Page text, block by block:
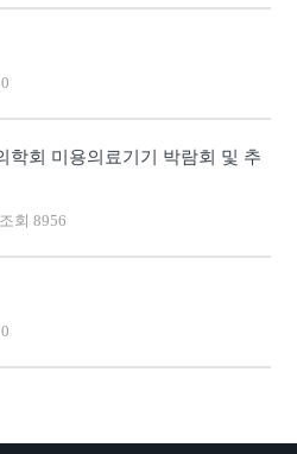
학회 미용의료기기 박람회 및 추
조회 8956